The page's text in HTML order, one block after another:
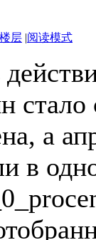
层 |阅读模式
стало
а
в